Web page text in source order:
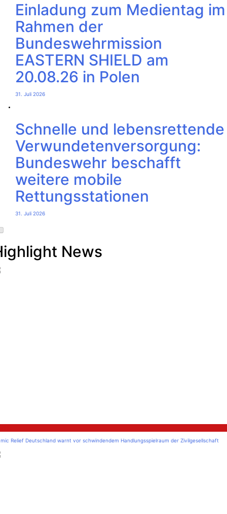
Einladung zum Medientag im
Rahmen der
Bundeswehrmission
EASTERN SHIELD am
20.08.26 in Polen
31. Juli 2026
Schnelle und lebensrettende
Verwundetenversorgung:
Bundeswehr beschafft
weitere mobile
Rettungsstationen
31. Juli 2026
News
Relief Deutschland warnt vor schwindendem Handlungsspielraum der Zivilgesellschaft